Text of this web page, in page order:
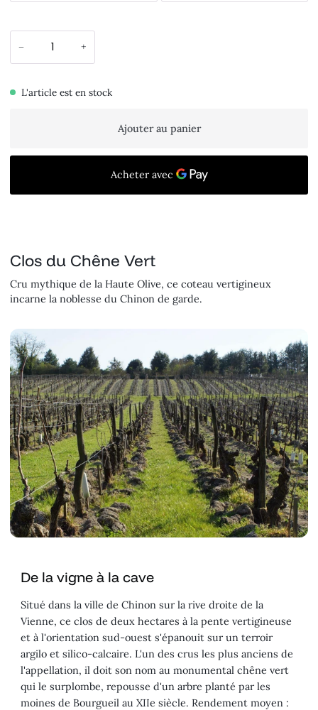
− +
L'article est en stock
Ajouter au panier
Clos du Chêne Vert
Cru mythique de la Haute Olive, ce coteau vertigineux
incarne la noblesse du Chinon de garde.
De la vigne à la cave
Situé dans la ville de Chinon sur la rive droite de la
Vienne, ce clos de deux hectares à la pente vertigineuse
et à l'orientation sud-ouest s'épanouit sur un terroir
argilo et silico-calcaire. L'un des crus les plus anciens de
l'appellation, il doit son nom au monumental chêne vert
qui le surplombe, repousse d'un arbre planté par les
moines de Bourgueil au XIIe siècle. Rendement moyen :